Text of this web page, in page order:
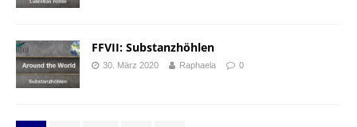
FFVII: Substanzhöhlen
30. März 2020 Raphaela 0